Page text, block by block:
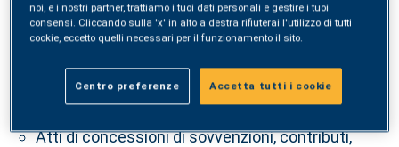
Servizi in rete: in questa sezione non sono
presenti dati da pubblicare
pié di pagina “Registro degli accessi_Art. 5 DLGS
Atti di concessioni di sovvenzioni, contributi,
noi, e i nostri partner, trattiamo i tuoi dati personali e gestire i tuoi
consensi. Cliccando sulla 'x' in alto a destra rifiuterai l'utilizzo di tutti
cookie, eccetto quelli necessari per il funzionamento il sito.
Centro preferenze Accetta tutti i cookie